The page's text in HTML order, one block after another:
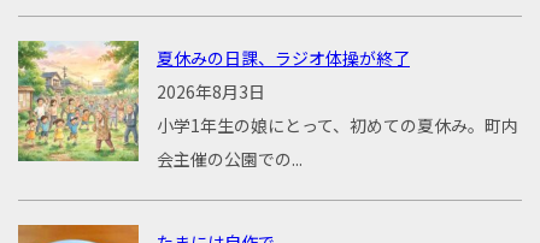
夏休みの日課、ラジオ体操が終了
2026年8月3日
小学1年生の娘にとって、初めての夏休み。町内
会主催の公園での...